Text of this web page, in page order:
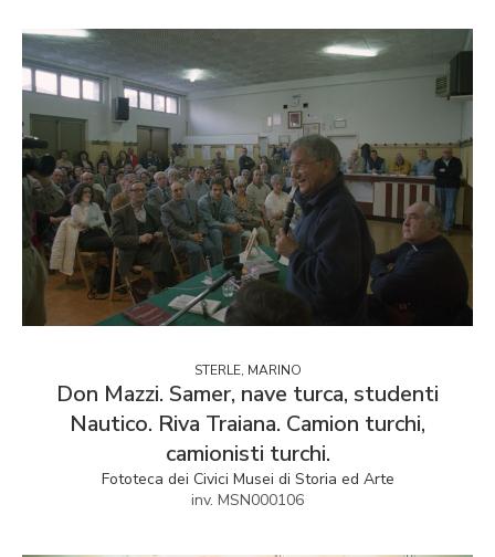
STERLE, MARINO
Don Mazzi. Samer, nave turca, studenti
Nautico. Riva Traiana. Camion turchi,
camionisti turchi.
Fototeca dei Civici Musei di Storia ed Arte
inv. MSN000106